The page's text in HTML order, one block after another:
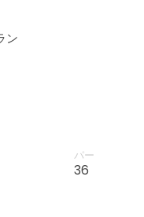
ン
パー
36